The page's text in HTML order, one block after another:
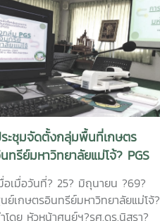
ะชุมจัดตั้งกลุ่มพื้นที่เกษตร
ทรีย์มหาวิทยาลัยแม่โจ้? PGS
อเมื่อวันที่? 25? มิถุนายน ?69?
ย์เกษตรอินทรีย์มหาวิทยาลัยแม่โจ้?
โดย หัวหน้าศูนย์ฯ?รศ.ดร.นิสรา?